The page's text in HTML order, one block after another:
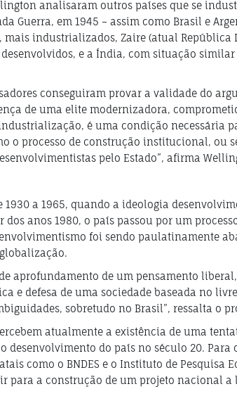
analisaram outros países que se
Guerra, em 1945 – assim como Brasil e
mais industrializados, Zaire (atual República
e a Índia, com situação similar
conseguiram provar a validade do
de uma elite modernizadora,
é uma condição necessária
o processo de construção institucional, ou
pelo Estado”, afirma
1930 a 1965, quando a ideologia
anos 1980, o país passou por um
foi sendo paulatinamente
aprofundamento de um pensamento
e defesa de uma sociedade baseada no
sobretudo no Brasil”, ressalta o
atualmente a existência de uma
desenvolvimento do país no século 20. Para
como o BNDES e o Instituto de Pesquisa
para a construção de um projeto nacional a